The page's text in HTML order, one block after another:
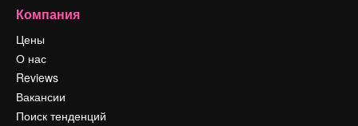
Компания
Цены
О нас
Reviews
Вакансии
Поиск тенденций